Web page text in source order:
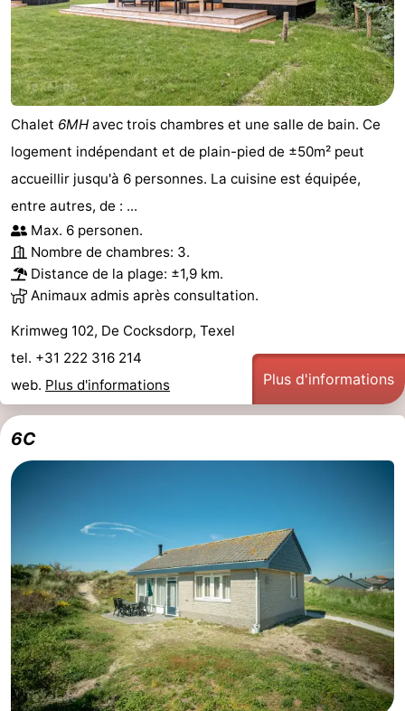
Promenade
sur
les
Wadden
Observation
des
phoques
Boire
et
manger
Événements
Pratiques
Forum
Route
-
Ferry
-
Stationnement
Saut
des
Wadden
Adresses
Médicales
Région
Îles
Frise
Schiermonnikoog
Ameland
-
Terschelling
-
Vlieland
Hollande-
Septentrionale
-
Chalet 6MH avec trois chambres et une salle de bain. Ce
logement indépendant et de plain-pied de ±50m² peut
accueillir jusqu'à 6 personnes. La cuisine est équipée,
entre autres, de : ...
Max. 6 personen.
Nombre de chambres: 3.
Distance de la plage: ±1,9 km.
Animaux admis après consultation.
Krimweg 102, De Cocksdorp, Texel
tel. +31 222 316 214
web. Plus d'informations Plus d'informations
6C